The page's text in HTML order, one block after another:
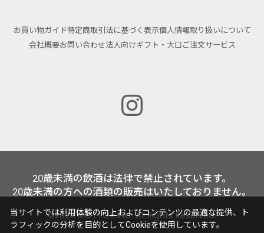
お買い物ガイド特定商取引法に基づく表示個人情報取り扱いについて
会社概要お問い合わせ法人向けギフト・大口ご注文サービス
20歳未満の飲酒は法律で禁止されています。
20歳未満の方への酒類の販売はいたしておりません。
©2024 MOTTOX INC. All Rights Reserved.
当サイトでは利用体験の向上およびコンテンツの最適な提供、ト
ラフィックの分析を目的としてCookieを使用しています。